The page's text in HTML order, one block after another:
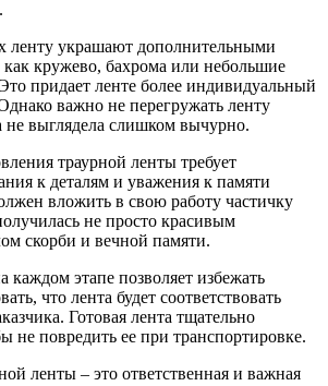
ленту украшают дополнительными
кружево, бахрома или небольшие
придает ленте более индивидуальный
важно не перегружать ленту
не выглядела слишком вычурно.
траурной ленты требует
к деталям и уважения к памяти
вложить в свою работу частичку
не просто красивым
скорби и вечной памяти.
каждом этапе позволяет избежать
что лента будет соответствовать
Готовая лента тщательно
не повредить ее при транспортировке.
ленты – это ответственная и важная